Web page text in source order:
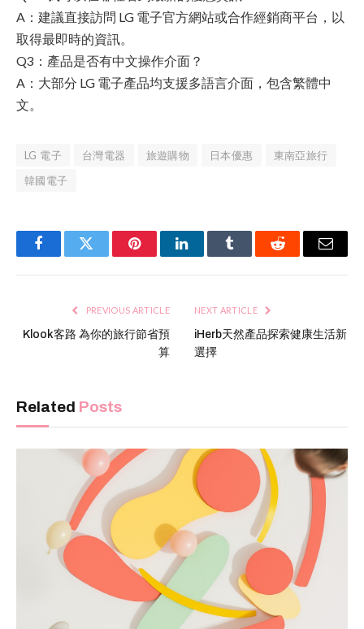
A：建議直接訪問 LG 電子官方網站或合作經銷商平台，以
取得最即時的資訊。
Q3：產品是否有中文操作介面？
A：大部分 LG 電子產品均支援多語言介面，包含繁體中
文。
LG 電子 台灣電器 旅遊購物 日本優惠
東南亞旅行
韓國電子
FacebookTwitter PinterestLinkedInTumblr Reddit Email
PREVIOUS ARTICLE
Klook客路 為你的旅行節省預
算
NEXT ARTICLE
iHerb天然產品探索健康生活新
選擇
Related Posts